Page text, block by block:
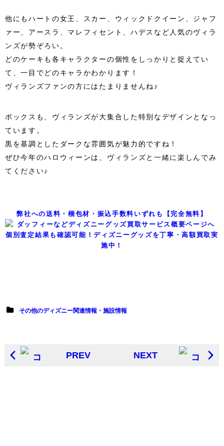
他にもハートの女王、スカー、ウィックドクイーン、ジャフ
ァー、アースラ、マレフィセント、ハデスなど人気のヴィラ
ンズが勢ぞろい。
どのケーキも各キャラクターの個性をしっかりと捉えてい
て、一目でどのキャラかわかります！
ヴィランズファンの方にはたまりませんね♪
ボックスも、ヴィランズが大集合した特別なデザインとなっ
ています。
黒を基調としたダークな雰囲気が魅力的ですね！
ぜひ今年のハロウィーンは、ヴィランズと一緒に楽しんでみ
てください♪
弊社への送料・梱包材・振込手数料いずれも【完全無料】
個別査定結果も確認可能！ディズニーグッズを丁寧・高額買取実
施中！
その他のディズニー関連情報・施設情報
PREV NEXT